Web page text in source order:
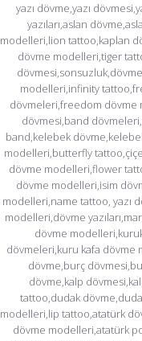
yazı dövme,yazı
yazıları,aslan
modelleri,lion tattoo,kaplan
dövme modelleri,tiger
modelleri,infinity
dövmeleri,freedom
dövmesi,band
band,kelebek
modelleri,butterfly
dövme modelleri,flower
dövme modelleri,isim
modelleri,name tattoo, yazı
modelleri,dövme
dövme
dövmeleri,kuru kafa dövme
dövme,burç
dövme,kalp
tattoo,dudak
modelleri,lip tattoo,atatürk
dövme modelleri,atatürk